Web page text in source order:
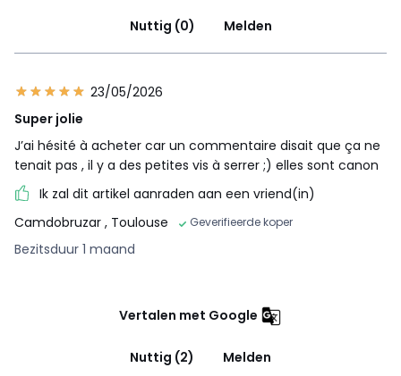
Nuttig (0) Melden
23/05/2026
Super jolie
J’ai hésité à acheter car un commentaire disait que ça ne
tenait pas , il y a des petites vis à serrer ;) elles sont canon
Ik zal dit artikel aanraden aan een vriend(in)
Camdobruzar , Toulouse Geverifieerde koper
Bezitsduur 1 maand
Vertalen met Google
Nuttig (2) Melden